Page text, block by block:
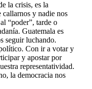
la crisis, es la
y nadie nos
“poder”, tarde o
Guatemala es
seguir luchando.
Con ir a votar y
y apostar por
representatividad.
la democracia nos